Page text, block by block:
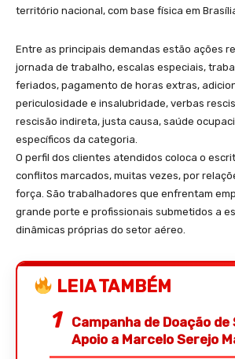
território nacional, com base física em
Entre as principais demandas estão ações
jornada de trabalho, escalas especiais,
feriados, pagamento de horas extras,
periculosidade e insalubridade, verbas
rescisão indireta, justa causa, saúde
específicos da categoria.
O perfil dos clientes atendidos coloca o
conflitos marcados, muitas vezes, por
força. São trabalhadores que enfrentam
grande porte e profissionais submetidos a
dinâmicas próprias do setor aéreo.
LEIA TAMBÉM
Campanha de Doação de
Apoio a Marcelo Serejo